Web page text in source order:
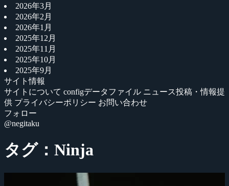
2026年3月
2026年2月
2026年1月
2025年12月
2025年11月
2025年10月
2025年9月
サイト情報
サイトについて configデータファイル ニュース投稿・情報提
供 プライバシーポリシー お問い合わせ
フォロー
@negitaku
タグ：Ninja